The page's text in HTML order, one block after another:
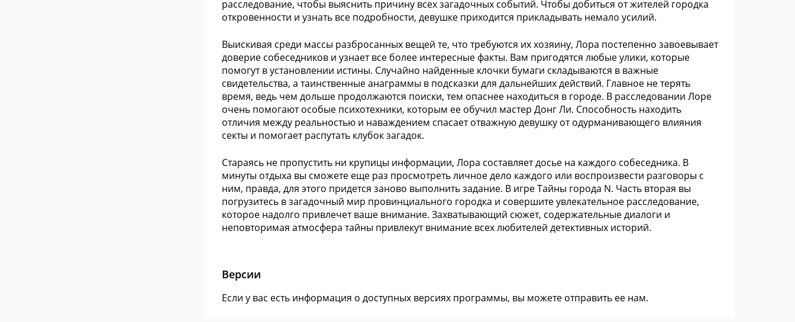
расследование, чтобы выяснить причину всех загадочных событий. Чтобы добиться от жителей городка
откровенности и узнать все подробности, девушке приходится прикладывать немало усилий.
Выискивая среди массы разбросанных вещей те, что требуются их хозяину, Лора постепенно завоевывает
доверие собеседников и узнает все более интересные факты. Вам пригодятся любые улики, которые
помогут в установлении истины. Случайно найденные клочки бумаги складываются в важные
свидетельства, а таинственные анаграммы в подсказки для дальнейших действий. Главное не терять
время, ведь чем дольше продолжаются поиски, тем опаснее находиться в городе. В расследовании Лоре
очень помогают особые психотехники, которым ее обучил мастер Донг Ли. Способность находить
отличия между реальностью и наваждением спасает отважную девушку от одурманивающего влияния
секты и помогает распутать клубок загадок.
Стараясь не пропустить ни крупицы информации, Лора составляет досье на каждого собеседника. В
минуты отдыха вы сможете еще раз просмотреть личное дело каждого или воспроизвести разговоры с
ним, правда, для этого придется заново выполнить задание. В игре Тайны города N. Часть вторая вы
погрузитесь в загадочный мир провинциального городка и совершите увлекательное расследование,
которое надолго привлечет ваше внимание. Захватывающий сюжет, содержательные диалоги и
неповторимая атмосфера тайны привлекут внимание всех любителей детективных историй.
Версии
Если у вас есть информация о доступных версиях программы, вы можете отправить ее нам.